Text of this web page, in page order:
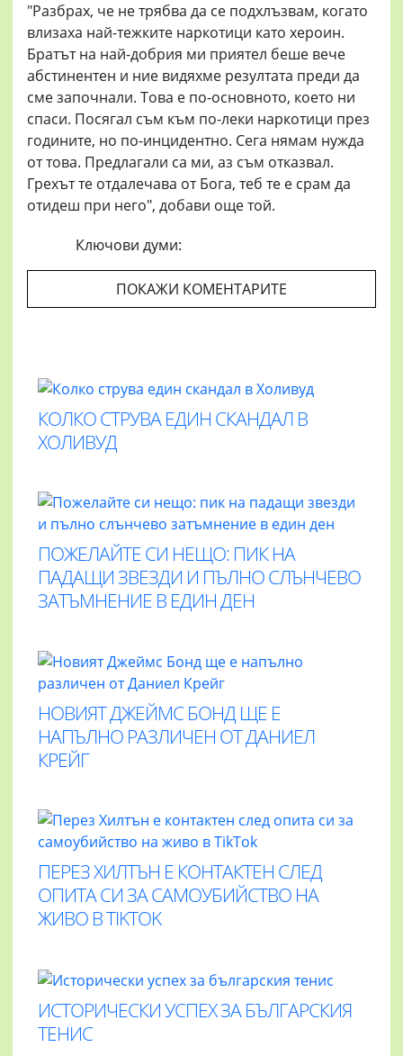
"Разбрах, че не трябва да се подхлъзвам, когато
влизаха най-тежките наркотици като хероин.
Братът на най-добрия ми приятел беше вече
абстинентен и ние видяхме резултата преди да
сме започнали. Това е по-основното, което ни
спаси. Посягал съм към по-леки наркотици през
годините, но по-инцидентно. Сега нямам нужда
от това. Предлагали са ми, аз съм отказвал.
Грехът те отдалечава от Бога, теб те е срам да
отидеш при него", добави още той.
Ключови думи:
ПОКАЖИ КОМЕНТАРИТЕ
КОЛКО СТРУВА ЕДИН СКАНДАЛ В
ХОЛИВУД
ПОЖЕЛАЙТЕ СИ НЕЩО: ПИК НА
ПАДАЩИ ЗВЕЗДИ И ПЪЛНО СЛЪНЧЕВО
ЗАТЪМНЕНИЕ В ЕДИН ДЕН
НОВИЯТ ДЖЕЙМС БОНД ЩЕ Е
НАПЪЛНО РАЗЛИЧЕН ОТ ДАНИЕЛ
КРЕЙГ
ПЕРЕЗ ХИЛТЪН Е КОНТАКТЕН СЛЕД
ОПИТА СИ ЗА САМОУБИЙСТВО НА
ЖИВО В TIKTOK
ИСТОРИЧЕСКИ УСПЕХ ЗА БЪЛГАРСКИЯ
ТЕНИС